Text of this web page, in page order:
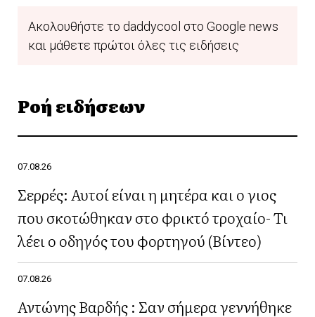
Ακολουθήστε το daddycool στο Google news
και μάθετε πρώτοι όλες τις ειδήσεις
Ροή ειδήσεων
07.08.26
Σερρές: Αυτοί είναι η μητέρα και ο γιος
που σκοτώθηκαν στο φρικτό τροχαίο- Τι
λέει ο οδηγός του φορτηγού (Βίντεο)
07.08.26
Αντώνης Βαρδής : Σαν σήμερα γεννήθηκε